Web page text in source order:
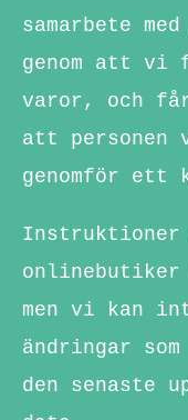
samarbete
genom att vi
varor, och
att personen
genomför ett
Instruktioner
onlinebutiker
men vi kan
ändringar
den senaste